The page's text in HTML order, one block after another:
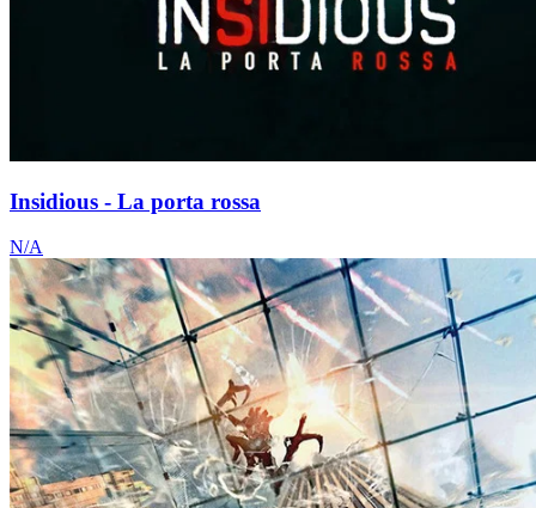
Insidious - La porta rossa
N/A